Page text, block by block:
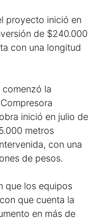
proyecto inició en
de $240.000
con una longitud
la
inició en julio de
metros
con una
de pesos.
que los equipos
que cuenta la
en más de